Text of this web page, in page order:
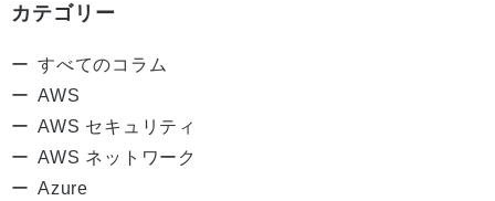
カテゴリー
すべてのコラム
AWS
AWS セキュリティ
AWS ネットワーク
Azure